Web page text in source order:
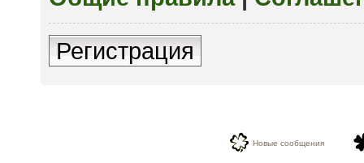
Регистрация
Новые сообщения